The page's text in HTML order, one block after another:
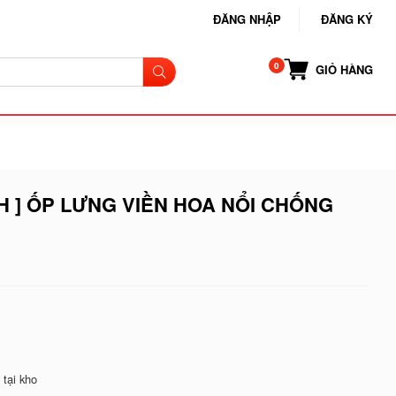
ĐĂNG NHẬP ĐĂNG KÝ
GIỎ HÀNG
] ỐP LƯNG VIỀN HOA NỔI CHỐNG
tại kho